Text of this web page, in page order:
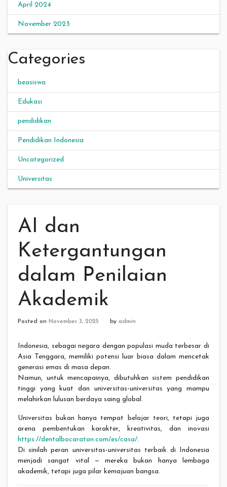
April 2024
November 2023
Categories
beasiswa
Edukasi
pendidikan
Pendidikan Indonesia
Uncategorized
Universitas
AI dan
Ketergantungan
dalam Penilaian
Akademik
Posted on November 3, 2025 by admin
Indonesia, sebagai negara dengan populasi muda terbesar di
Asia Tenggara, memiliki potensi luar biasa dalam mencetak
generasi emas di masa depan.
Namun, untuk mencapainya, dibutuhkan sistem pendidikan
tinggi yang kuat dan universitas-universitas yang mampu
melahirkan lulusan berdaya saing global.
Universitas bukan hanya tempat belajar teori, tetapi juga
arena pembentukan karakter, kreativitas, dan inovasi
https://dentalbocaraton.com/es/casa/.
Di sinilah peran universitas-universitas terbaik di Indonesia
menjadi sangat vital — mereka bukan hanya lembaga
akademik, tetapi juga pilar kemajuan bangsa.